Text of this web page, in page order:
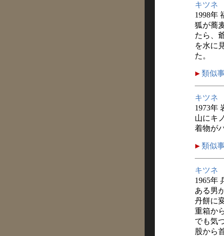
キツネ
1998年
狐が蕎
たら、
を水に
た。
類似
キツネ
1973年
山にキ
着物が
類似
キツネ
1965年
ある男
丹餅に
重箱か
でも気
股から